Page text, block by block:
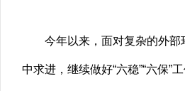
今年以来，面对复杂的外
中求进，继续做好“六稳”“六保